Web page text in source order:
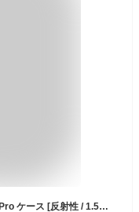
CASETiFY Magsafe 対応ミラー iPhone 15 Pro ケース [反射性 / 1.5mからの落下試験をクリア / Magsafe に対応] - Simple Daisies - シルバー (ブラックバンパー)